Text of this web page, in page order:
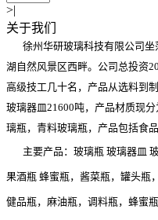
>|
关于我们
徐州华研玻璃科技有限公司坐
湖自然风景区西畔。公司总投资
高级技工几十名，产品从选料到
玻璃器皿21600吨，产品材质现
璃瓶，青料玻璃瓶，产品包括食
主要产品：玻璃瓶 玻璃器皿
果酒瓶 蜂蜜瓶，酱菜瓶，罐头瓶
健品瓶，麻油瓶，调料瓶，蜂蜜